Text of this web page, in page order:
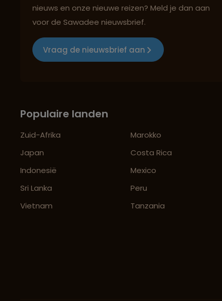
nieuws en onze nieuwe reizen? Meld je dan aan
voor de Sawadee nieuwsbrief.
Vraag de nieuwsbrief aan
Populaire landen
Zuid-Afrika
Japan
Indonesië
Sri Lanka
Vietnam
Marokko
Costa Rica
Mexico
Peru
Tanzania